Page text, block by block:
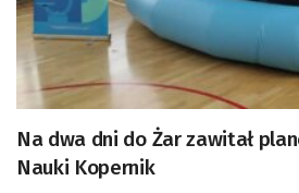
Na dwa dni do Żar zawitał
Nauki Kopernik